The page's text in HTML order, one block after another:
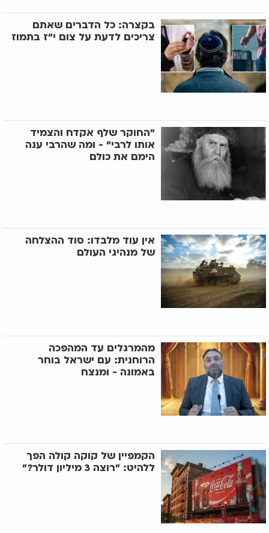
בקצרה: כל הדברים שאתם
צריכים לדעת על צום י"ז בתמוז
"החוקר שלף אקדח והצמיד
אותו לרבי" - ומה שהרבי ענה
הימם את כולם
אין עוד מלבדו: סוד ההצלחה
של מנהיגי העולם
מהמרגלים עד המהפכה
הרוחנית: עם ישראל בוחר
באמונה - ומנצח
הקמפיין של קוקה קולה הפך
ללהיט: "רוצה 3 מיליון דולר?"